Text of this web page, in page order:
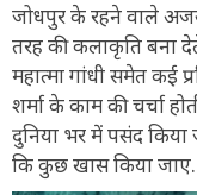
जोधपुर के रहने वाले
तरह की कलाकृति बना
महात्मा गांधी समेत कई
शर्मा के काम की चर्चा
दुनिया भर में पसंद
कि कुछ खास किया जाए.